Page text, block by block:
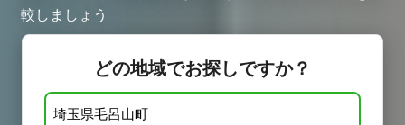
較しましょう
どの地域でお探しですか？